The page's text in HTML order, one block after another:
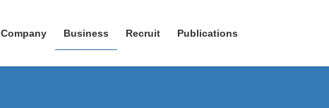
Company Business Recruit Publications